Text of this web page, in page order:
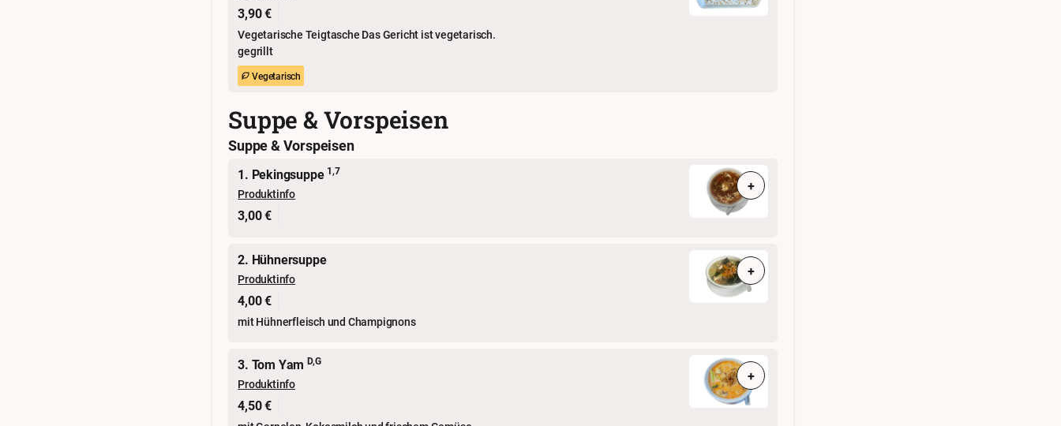
3,90 €
Vegetarische Teigtasche Das Gericht ist vegetarisch.
gegrillt
Vegetarisch
Suppe & Vorspeisen
Suppe & Vorspeisen
1. Pekingsuppe 1,7
Produktinfo
3,00 €
+
2. Hühnersuppe
Produktinfo
4,00 €
mit Hühnerfleisch und Champignons
+
3. Tom YamD,G
Produktinfo
4,50 €
+